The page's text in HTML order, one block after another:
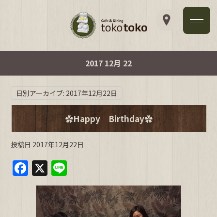
2017 12月 22
日別アーカイブ: 2017年12月22日
✿Happy Birthday✿
投稿日 2017年12月22日
F
a
X
n
e